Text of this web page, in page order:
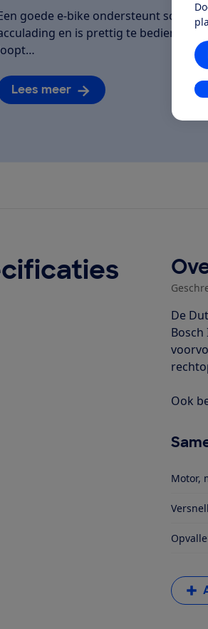
goede e-bike ondersteunt soepel,
en is prettig te bedienen.
Lees meer
De
Ook
Motor,